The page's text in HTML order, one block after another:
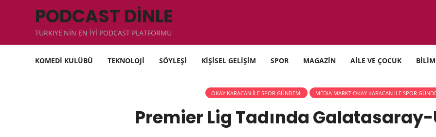
PODCAST DİNLE
TÜRKIYE'NİN EN İYİ PODCAST PLATFORMU
KOMEDİ KULÜBÜ TEKNOLOJİ SÖYLEŞİ KİŞİSEL GELİŞİM SPOR MAGAZİN AİLE VE ÇOCUK BİLİM
OKAY KARACAN İLE SPOR GÜNDEMI MEDIA MARKT OKAY KARACAN ILE SPOR
Premier Lig Tadında